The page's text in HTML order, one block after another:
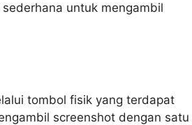
untuk mengambil
tombol fisik yang terdapat
screenshot dengan satu